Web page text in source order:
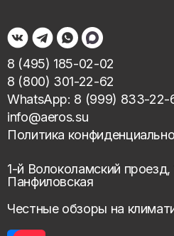
8 (495) 185-02-02
8 (800) 301-22-62
WhatsApp: 8 (999) 833-22-
info@aeros.su
Политика
1-й Волоколамский проезд,
Панфиловская
Честные обзоры на